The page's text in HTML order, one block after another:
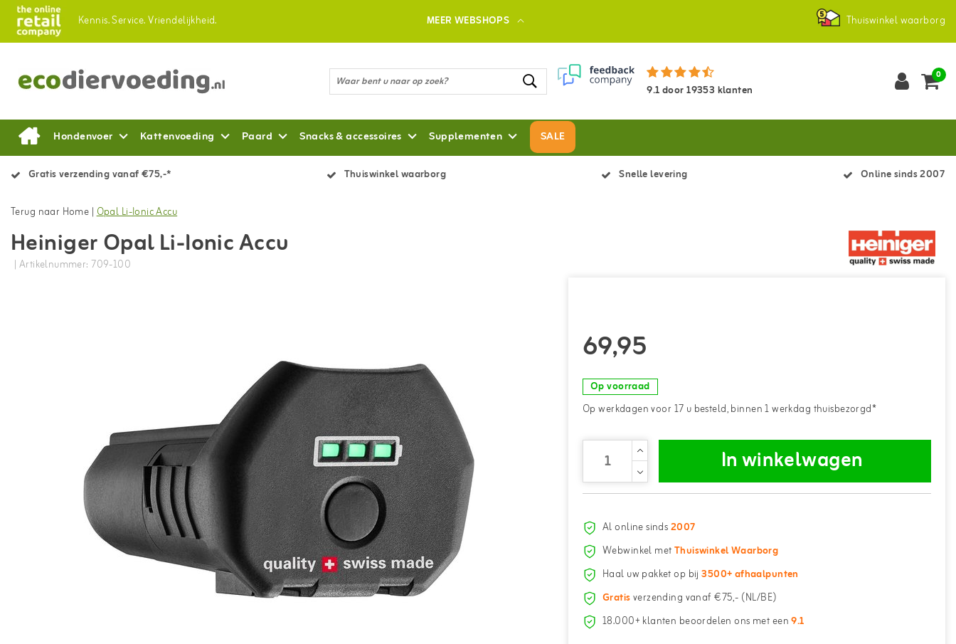
Kennis.Service.Vriendelijkheid. MEER WEBSHOPS Thuiswinkel waarborg
9.1door19353 klanten
0
Hondenvoer Kattenvoeding Paard Snacks & accessoires Supplementen SALE
Gratis verzending vanaf €75,-* Thuiswinkel waarborg Snelle levering Online sinds 2007
Terug naar Home |Opal Li-Ionic Accu
Heiniger Opal Li-Ionic Accu
| Artikelnummer: 709-100
69,95
Op voorraad
Op werkdagen voor 17 u besteld, binnen 1 werkdag thuisbezorgd*
In winkelwagen
Al online sinds2007
Webwinkel metThuiswinkel Waarborg
Haal uw pakket op bij3500+ afhaalpunten
Gratisverzending vanaf €75,- (NL/BE)
18.000+ klanten beoordelen ons met een9.1